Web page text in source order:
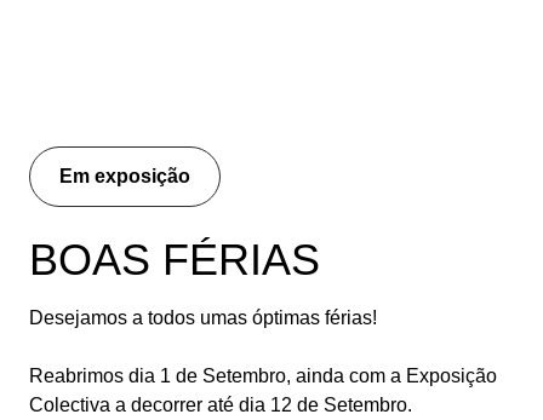
Em exposição
BOAS FÉRIAS
Desejamos a todos umas óptimas férias!
Reabrimos dia 1 de Setembro, ainda com a Exposição
Colectiva a decorrer até dia 12 de Setembro.